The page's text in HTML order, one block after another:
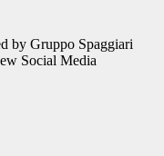
by Gruppo Spaggiari
Social Media